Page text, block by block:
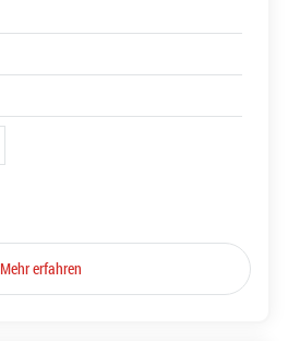
Mehr erfahren